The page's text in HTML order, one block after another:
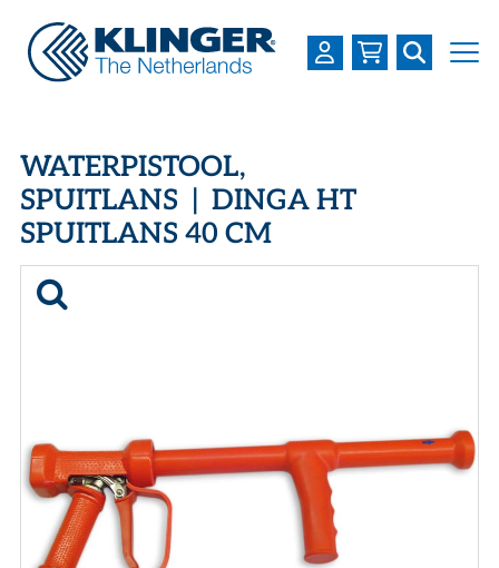
PRODUCTEN
INDUSTRIEËN
SERVICES
WERKEN BIJ
CONTACT
WATERPISTOOL,
SPUITLANS | DINGA HT
SPUITLANS 40 CM